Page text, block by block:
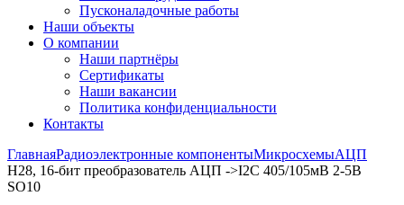
Пусконаладочные работы
Наши объекты
О компании
Наши партнёры
Сертификаты
Наши вакансии
Политика конфиденциальности
Контакты
ГлавнаяРадиоэлектронные компонентыМикросхемыАЦП
H28, 16-бит преобразователь АЦП ->I2C 405/105мВ 2-5В
SO10